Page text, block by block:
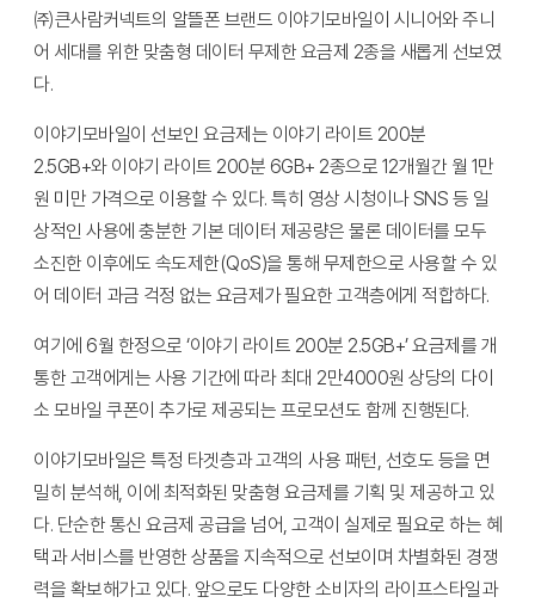
㈜큰사람커넥트의 알뜰폰 브랜드 이야기모바일이 시니어와 주니
어 세대를 위한 맞춤형 데이터 무제한 요금제 2종을 새롭게 선보였
다.
이야기모바일이 선보인 요금제는 이야기 라이트 200분
2.5GB+와 이야기 라이트 200분 6GB+ 2종으로 12개월간 월 1만
원 미만 가격으로 이용할 수 있다. 특히 영상 시청이나 SNS 등 일
상적인 사용에 충분한 기본 데이터 제공량은 물론 데이터를 모두
소진한 이후에도 속도제한(QoS)을 통해 무제한으로 사용할 수 있
어 데이터 과금 걱정 없는 요금제가 필요한 고객층에게 적합하다.
여기에 6월 한정으로 ‘이야기 라이트 200분 2.5GB+’ 요금제를 개
통한 고객에게는 사용 기간에 따라 최대 2만4000원 상당의 다이
소 모바일 쿠폰이 추가로 제공되는 프로모션도 함께 진행된다.
이야기모바일은 특정 타겟층과 고객의 사용 패턴, 선호도 등을 면
밀히 분석해, 이에 최적화된 맞춤형 요금제를 기획 및 제공하고 있
다. 단순한 통신 요금제 공급을 넘어, 고객이 실제로 필요로 하는 혜
택과 서비스를 반영한 상품을 지속적으로 선보이며 차별화된 경쟁
력을 확보해가고 있다. 앞으로도 다양한 소비자의 라이프스타일과